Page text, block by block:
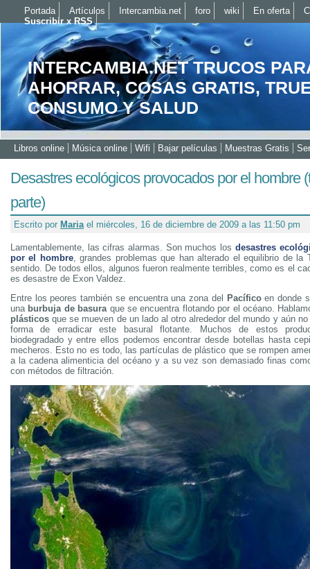
INTERCAMBIA.NET TRUCOS
AHORRAR, COSAS GRATIS,
CONSUMO Y SALUD
Libros online Música online Wifi Bajar películas Muestras Gratis
Desastres ecológicos provocados por el hombre
parte)
Escrito por Mariael miércoles, 16 de diciembre de 2009 a las 11:50 pm
Lamentablemente, las cifras alarmas. Son muchos los desastres
por el hombre, grandes problemas que han alterado el equilibrio de la
sentido. De todos ellos, algunos fueron realmente terribles, como es el
es desastre de Exon Valdez.
Entre los peores también se encuentra una zona del
Pacíficoen donde
unaburbuja de basuraque se encuentra flotando por el océano.
plásticosque se mueven de un lado al otro alrededor del mundo y aún
forma de erradicar este basural flotante. Muchos de estos
biodegradado y entre ellos podemos encontrar desde botellas hasta
mecheros. Esto no es todo, las partículas de plástico que se rompen
a la cadena alimenticia del océano y a su vez son demasiado finas
con métodos de filtración.
Portada Artículos Intercambia.net foro wiki En oferta
Suscribir x RSS